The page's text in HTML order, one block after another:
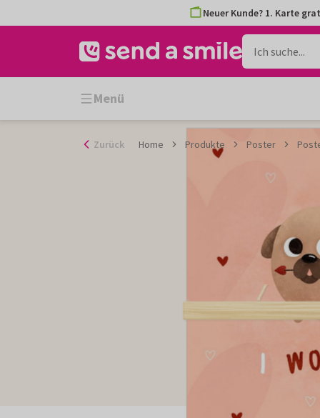
Inhalt
Neuer Kunde? 1. Karte
Menü
Zurück Home Produkte Poster